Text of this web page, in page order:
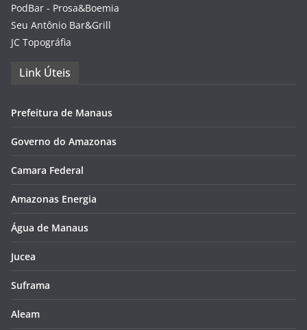
PodBar - Prosa&Boemia
Seu Antônio Bar&Grill
JC Topográfia
Link Úteis
Prefeitura de Manaus
Governo do Amazonas
Camara Federal
Amazonas Energia
Água de Manaus
Jucea
Suframa
Aleam